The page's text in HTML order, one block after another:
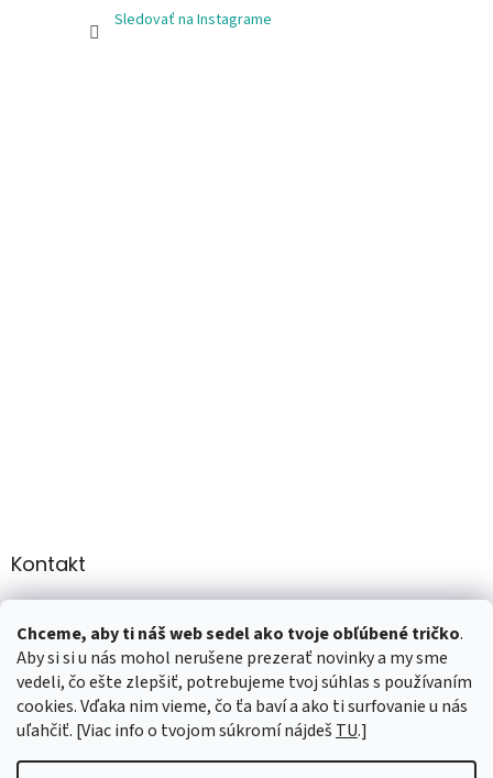
Chceme, aby ti náš web sedel ako tvoje obľúbené tričko.
Aby si si u nás mohol nerušene prezerať novinky a my sme
vedeli, čo ešte zlepšiť, potrebujeme tvoj súhlas s používaním
cookies. Vďaka nim vieme, čo ťa baví a ako ti surfovanie u nás
uľahčiť. [Viac info o tvojom súkromí nájdeš TU.]
Sledovať na Instagrame
Kontakt
+421 907947783
Vytvoril Shoptet